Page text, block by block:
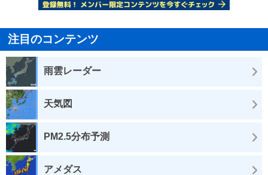
注目のコンテンツ
雨雲レーダー
天気図
PM2.5分布予測
アメダス